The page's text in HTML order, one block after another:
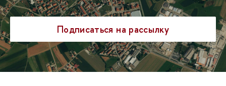
Подписаться на рассылку